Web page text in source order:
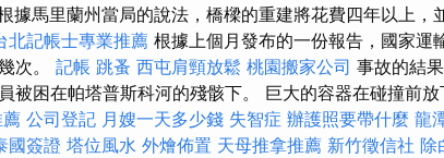
據馬里蘭州當局的說法，橋樑的重建將花費四年以上，
北記帳士專業推薦 根據上個月發布的一份報告，國家運
次。 記帳 跳蚤 西屯肩頸放鬆 桃園搬家公司 事故的結
被困在帕塔普斯科河的殘骸下。 巨大的容器在碰撞前
薦 公司登記 月嫂一天多少錢 失智症 辦護照要帶什麼 龍
國簽證 塔位風水 外燴佈置 天母推拿推薦 新竹徵信社 除